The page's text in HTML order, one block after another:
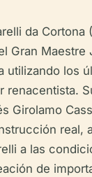
da Cortona
Gran Maestre
utilizando los
renacentista.
Girolamo
real,
a las
de